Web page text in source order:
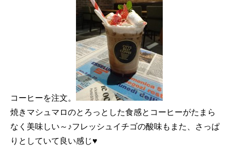
コーヒーを注文。
焼きマシュマロのとろっとした食感とコーヒーがたまら
なく美味しい～♪フレッシュイチゴの酸味もまた、さっぱ
りとしていて良い感じ♥